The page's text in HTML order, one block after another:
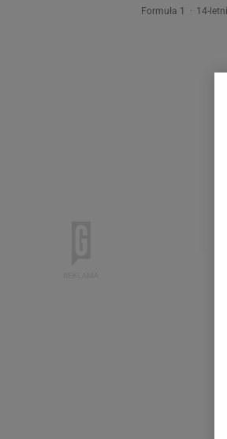
Formuła 1 14-